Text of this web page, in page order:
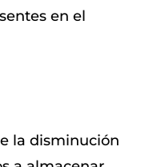
en el
la disminución